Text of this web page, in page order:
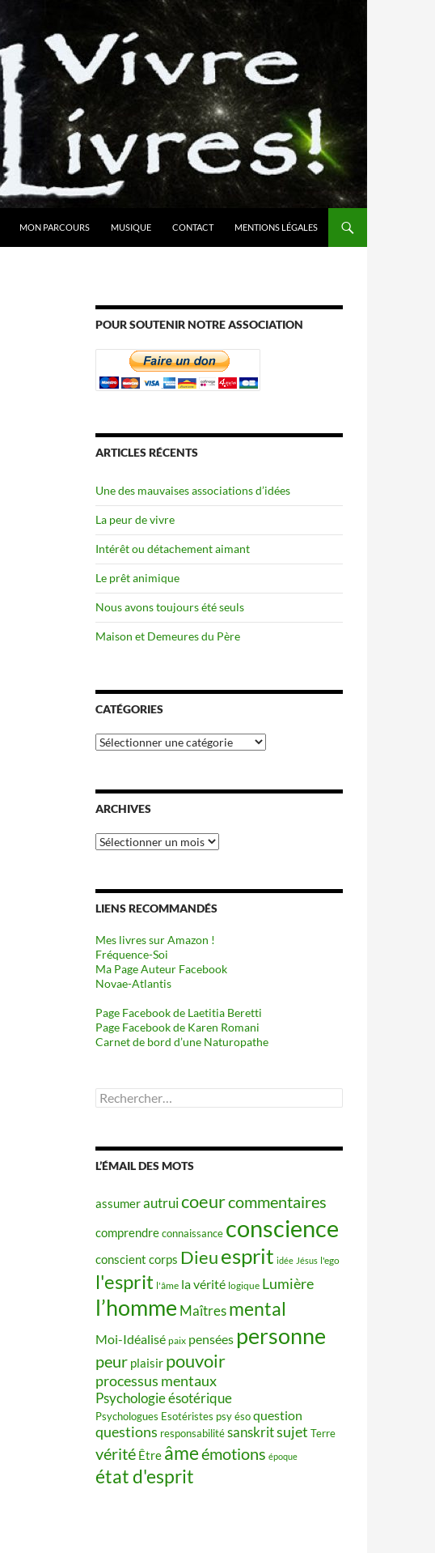
MON PARCOURS MUSIQUE CONTACT MENTIONS LÉGALES
POUR SOUTENIR NOTRE ASSOCIATION
ARTICLES RÉCENTS
Une des mauvaises associations d’idées
La peur de vivre
Intérêt ou détachement aimant
Le prêt animique
Nous avons toujours été seuls
Maison et Demeures du Père
CATÉGORIES
Catégories
ARCHIVES
Archives
LIENS RECOMMANDÉS
Mes livres sur Amazon !
Fréquence-Soi
Ma Page Auteur Facebook
Novae-Atlantis
Page Facebook de Laetitia Beretti
Page Facebook de Karen Romani
Carnet de bord d’une Naturopathe
Rechercher :
L’ÉMAIL DES MOTS
assumerautruicoeurcommentaires
comprendreconnaissance conscience
conscient corps Dieuesprit idée Jésus l'ego
l'esprit l'âme la vérité logique Lumière
l’homme Maîtres mental
Moi-Idéalisé paix pensées personne
peur plaisir pouvoir
processus mentaux
Psychologie ésotérique
Psychologues Esotéristes psy ésoquestion
questions responsabilitésanskritsujet Terre
vérité Être âmeémotions époque
état d'esprit